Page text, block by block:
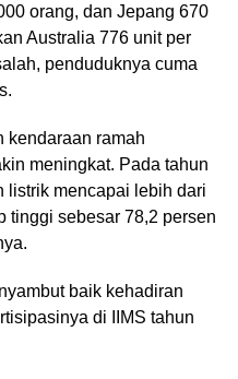
orang, dan Jepang 670
Australia 776 unit per
penduduknya cuma
kendaraan ramah
meningkat. Pada tahun
listrik mencapai lebih dari
tinggi sebesar 78,2 persen
baik kehadiran
di IIMS tahun